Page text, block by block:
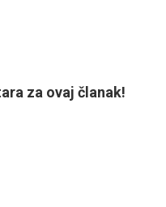
za ovaj članak!